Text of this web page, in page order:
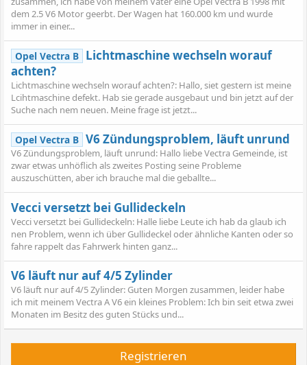
dem 2.5 V6 Motor geerbt. Der Wagen hat 160.000 km und wurde
immer in einer...
Opel Vectra B Lichtmaschine wechseln worauf
achten?
Lichtmaschine wechseln worauf achten?: Hallo, siet gestern ist meine
Lcihtmaschine defekt. Hab sie gerade ausgebaut und bin jetzt auf der
Suche nach nem neuen. Meine frage ist jetzt...
Opel Vectra B V6 Zündungsproblem, läuft unrund
V6 Zündungsproblem, läuft unrund: Hallo liebe Vectra Gemeinde, ist
zwar etwas unhöflich als zweites Posting seine Probleme
auszuschütten, aber ich brauche mal die geballte...
Vecci versetzt bei Gullideckeln
Vecci versetzt bei Gullideckeln: Halle liebe Leute ich hab da glaub ich
nen Problem, wenn ich über Gullideckel oder ähnliche Kanten oder so
fahre rappelt das Fahrwerk hinten ganz...
V6 läuft nur auf 4/5 Zylinder
V6 läuft nur auf 4/5 Zylinder: Guten Morgen zusammen, leider habe
ich mit meinem Vectra A V6 ein kleines Problem: Ich bin seit etwa zwei
Monaten im Besitz des guten Stücks und...
Registrieren